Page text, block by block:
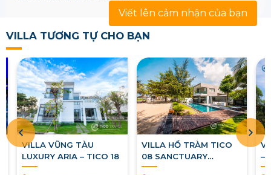
Viết lên cảm nhận của bạn
VILLA TƯƠNG TỰ CHO BẠN
VILLA VŨNG TÀU
LUXURY ARIA – TICO 18
VILLA HỒ TRÀM TICO
08 SANCTUARY
PREMIUM
–